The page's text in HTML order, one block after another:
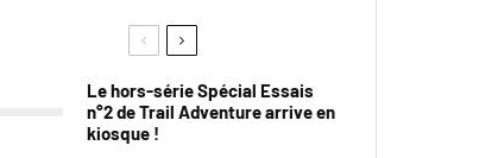
Le hors-série Spécial Essais
n°2 de Trail Adventure arrive en
kiosque !